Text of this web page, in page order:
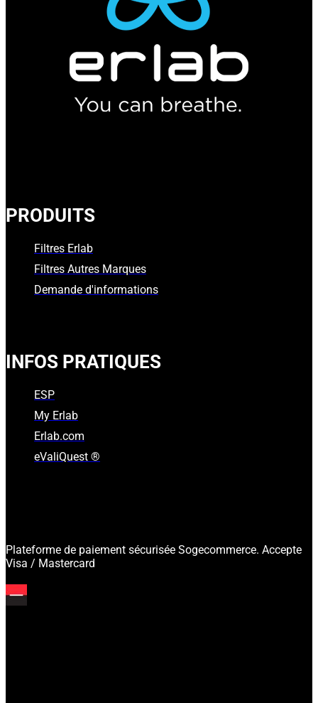
PRODUITS
Filtres Erlab
Filtres Autres Marques
Demande d'informations
INFOS PRATIQUES
ESP
My Erlab
Erlab.com
eValiQuest ®
Plateforme de paiement sécurisée Sogecommerce. Accepte
Visa / Mastercard